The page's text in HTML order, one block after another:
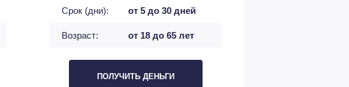
Срок (дни): от 5 до 30 дней
Возраст: от 18 до 65 лет
ПОЛУЧИТЬ ДЕНЬГИ